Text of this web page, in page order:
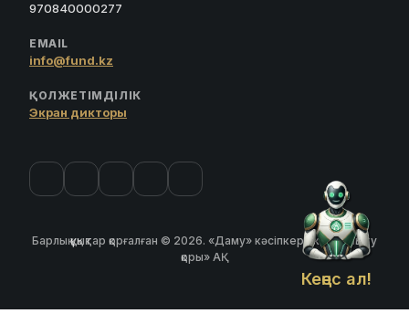
Кеңес ал!
970840000277
EMAIL
info@fund.kz
ҚОЛЖЕТІМДІЛІК
Экран дикторы
Барлық құқықтар қорғалған © 2026. «Даму» кәсіпкерлікті дамыту
қоры» АҚ